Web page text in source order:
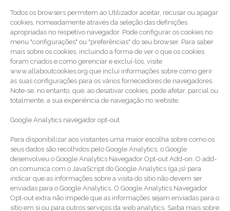
Todos os browsers permitem ao Utilizador aceitar, recusar ou apagar
cookies, nomeadamente através da seleção das definições
apropriadas no respetivo navegador. Pode configurar os cookies no
menu "configurações" ou "preferências" do seu browser. Para saber
mais sobre os cookies, incluindo a forma de ver o que os cookies
foram criados e como gerenciar e excluí-los, visite
www.allaboutcookies.org que inclui informações sobre como gerir
as suas configurações para os vários fornecedores de navegadores.
Note-se, no entanto, que, ao desativar cookies, pode afetar, parcial ou
totalmente, a sua experiência de navegação no website.
Google Analytics navegador opt-out
Para disponibilizar aos visitantes uma maior escolha sobre como os
seus dados são recolhidos pelo Google Analytics, o Google
desenvolveu o Google Analytics Navegador Opt-out Add-on. O add-
on comunica com o JavaScript do Google Analytics (ga.js) para
indicar que as informações sobre a visita do sítio não devem ser
enviadas para o Google Analytics. O Google Analytics Navegador
Opt-out extra não impede que as informações sejam enviadas para o
sítio em si ou para outros serviços da web analytics. Saiba mais sobre